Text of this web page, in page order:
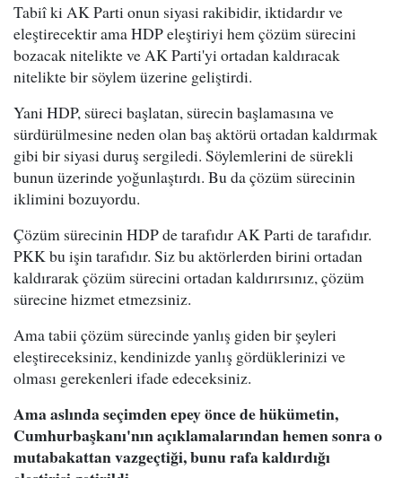
Tabiî ki AK Parti onun siyasi rakibidir, iktidardır ve
eleştirecektir ama HDP eleştiriyi hem çözüm sürecini
bozacak nitelikte ve AK Parti'yi ortadan kaldıracak
nitelikte bir söylem üzerine geliştirdi.
Yani HDP, süreci başlatan, sürecin başlamasına ve
sürdürülmesine neden olan baş aktörü ortadan kaldırmak
gibi bir siyasi duruş sergiledi. Söylemlerini de sürekli
bunun üzerinde yoğunlaştırdı. Bu da çözüm sürecinin
iklimini bozuyordu.
Çözüm sürecinin HDP de tarafıdır AK Parti de tarafıdır.
PKK bu işin tarafıdır. Siz bu aktörlerden birini ortadan
kaldırarak çözüm sürecini ortadan kaldırırsınız, çözüm
sürecine hizmet etmezsiniz.
Ama tabii çözüm sürecinde yanlış giden bir şeyleri
eleştireceksiniz, kendinizde yanlış gördüklerinizi ve
olması gerekenleri ifade edeceksiniz.
Ama aslında seçimden epey önce de hükümetin,
Cumhurbaşkanı'nın açıklamalarından hemen sonra o
mutabakattan vazgeçtiği, bunu rafa kaldırdığı